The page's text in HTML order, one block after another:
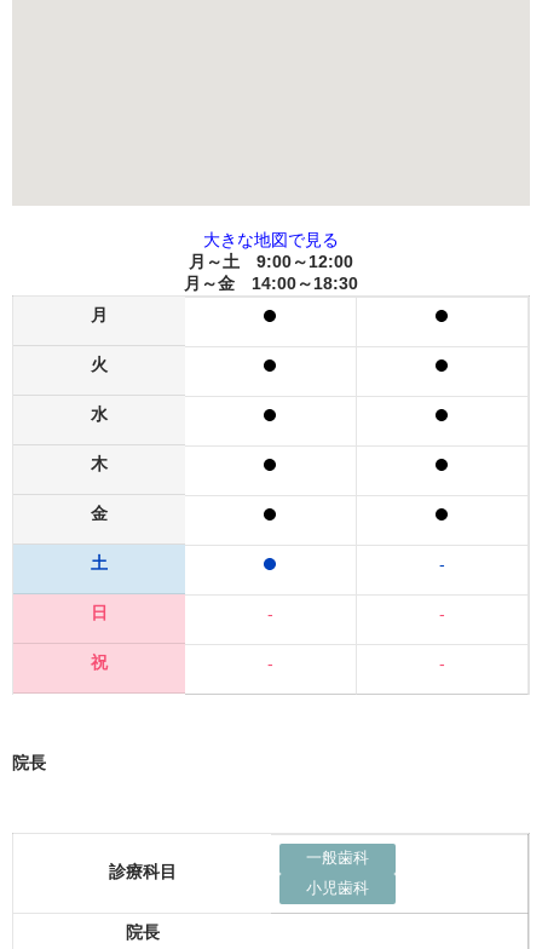
大きな地図で見る
月～土 9:00～12:00
月～金 14:00～18:30
月
火
水
木
金
土
日
祝
-
-
-
-
-
院長
診療科目
一般歯科
小児歯科
院長